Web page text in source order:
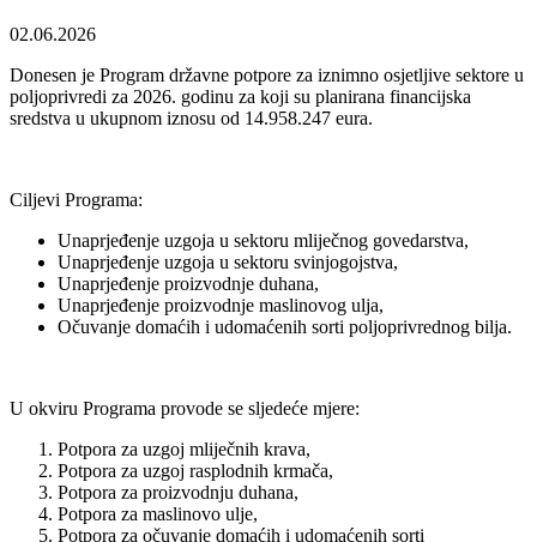
02.06.2026
Donesen je Program državne potpore za iznimno osjetljive sektore u
poljoprivredi za 2026. godinu za koji su planirana financijska
sredstva u ukupnom iznosu od 14.958.247 eura.
Ciljevi Programa:
Unaprjeđenje uzgoja u sektoru mliječnog govedarstva,
Unaprjeđenje uzgoja u sektoru svinjogojstva,
Unaprjeđenje proizvodnje duhana,
Unaprjeđenje proizvodnje maslinovog ulja,
Očuvanje domaćih i udomaćenih sorti poljoprivrednog bilja.
U okviru Programa provode se sljedeće mjere:
Potpora za uzgoj mliječnih krava,
Potpora za uzgoj rasplodnih krmača,
Potpora za proizvodnju duhana,
Potpora za maslinovo ulje,
Potpora za očuvanje domaćih i udomaćenih sorti